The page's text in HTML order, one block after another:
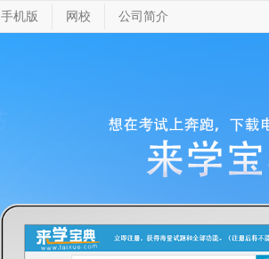
手机版 网校 公司简介